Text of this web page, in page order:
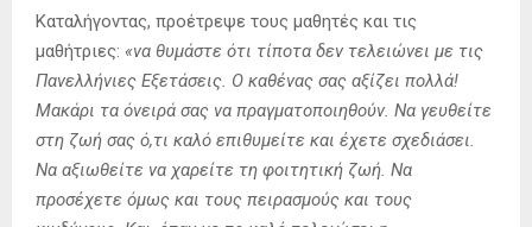
Καταλήγοντας, προέτρεψε τους μαθητές και τις
μαθήτριες: «να θυμάστε ότι τίποτα δεν τελειώνει με τις
Πανελλήνιες Εξετάσεις. Ο καθένας σας αξίζει πολλά!
Μακάρι τα όνειρά σας να πραγματοποιηθούν. Να γευθείτε
στη ζωή σας ό,τι καλό επιθυμείτε και έχετε σχεδιάσει.
Να αξιωθείτε να χαρείτε τη φοιτητική ζωή. Να
προσέχετε όμως και τους πειρασμούς και τους